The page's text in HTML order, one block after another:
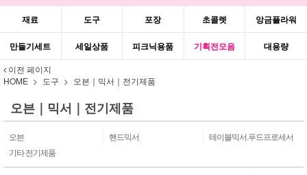
재료 도구 포장 초콜렛 앙금플라워
만들기세트 세일상품 피크닉용품 기획전모음 대용량
이전 페이지
HOME
도구 오븐｜믹서｜전기제품
오븐｜믹서｜전기제품
오븐 핸드믹서
테이블믹서.푸드프로세서
기타 전기제품